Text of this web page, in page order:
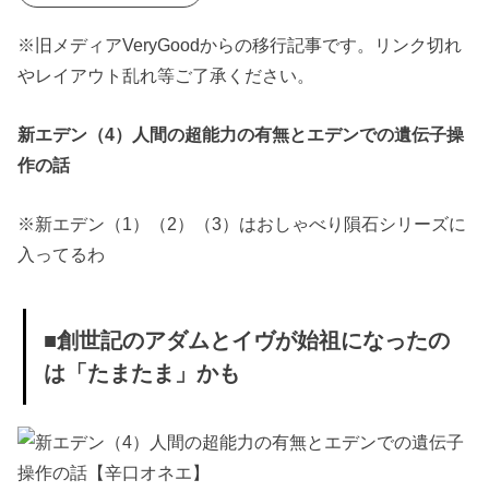
アダムとイヴ
が始祖になっ
たま」かも
イヴは「超能
力」は持って
の人間は超能
力が使えない
旅をしてきた
人達からも
※旧メディアVeryGoodからの移行記事です。リンク切れ
やレイアウト乱れ等ご了承ください。
新エデン（4）人間の超能力の有無とエデンでの遺伝子操
作の話
※新エデン（1）（2）（3）はおしゃべり隕石シリーズに
入ってるわ
■創世記のアダムとイヴが始祖になったの
は「たまたま」かも